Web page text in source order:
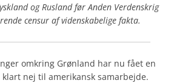
og Rusland før Anden Verdenskrig
censur af videnskabelige fakta.
omkring Grønland har nu fået en
nej til amerikansk samarbejde.